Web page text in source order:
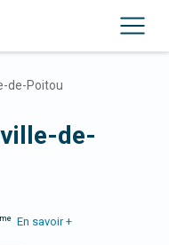
de-Poitou
de-
En savoir +